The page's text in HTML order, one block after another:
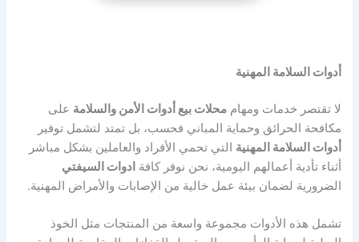
أدوات السلامة المهنية
لا تقتصر خدمات ومهاممحلات بيع أدوات الأمن والسلامة على
مكافحة الحرائق وحماية المباني فحسب، بل تمتد لتشمل توفير
أدوات السلامة المهنية التي تحمي الأفراد والعاملين بشكل مباشر
أثناء تأدية أعمالهم اليومية، نحن نوفر كافة ادوات السيفتي
الضرورية لضمان بيئة عمل خالية من الإصابات والأمراض المهنية.
تشمل هذه الأدوات مجموعة واسعة من المنتجات مثل الخوذ